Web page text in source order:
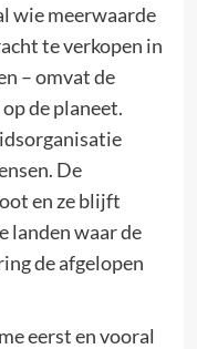
wie meerwaarde
te verkopen in
– omvat de
de planeet.
De
en ze blijft
landen waar de
de afgelopen
eerst en vooral